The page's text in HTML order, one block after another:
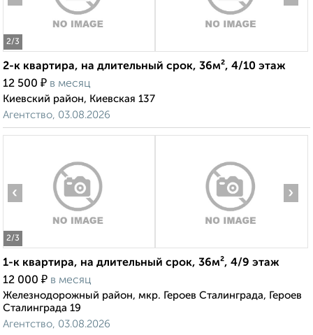
2/3
2-к квартира, на длительный срок, 36м², 4/10 этаж
12 500 ₽ в месяц
Киевский район, Киевская 137
Агентство, 03.08.2026
2/3
‹ ›
1-к квартира, на длительный срок, 36м², 4/9 этаж
12 000 ₽ в месяц
Железнодорожный район, мкр. Героев Сталинграда, Героев
Сталинграда 19
Агентство, 03.08.2026